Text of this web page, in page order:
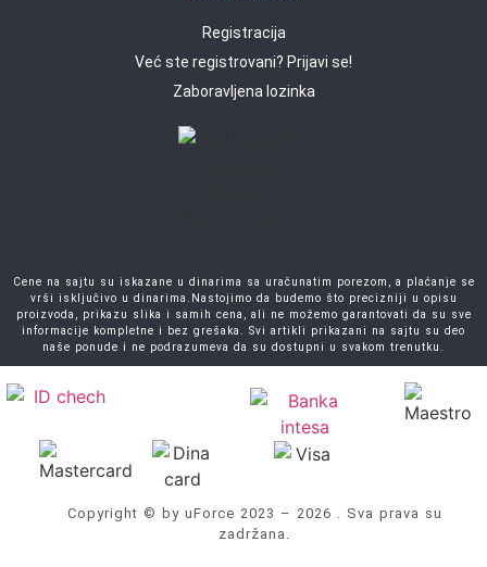
Registracija
Već ste registrovani? Prijavi se!
Zaboravljena lozinka
Cene na sajtu su iskazane u dinarima sa uračunatim porezom, a plaćanje se
vrši isključivo u dinarima.Nastojimo da budemo što precizniji u opisu
proizvoda, prikazu slika i samih cena, ali ne možemo garantovati da su sve
informacije kompletne i bez grešaka. Svi artikli prikazani na sajtu su deo
naše ponude i ne podrazumeva da su dostupni u svakom trenutku.
Copyright © by uForce 2023 – 2026 . Sva prava su
zadržana.